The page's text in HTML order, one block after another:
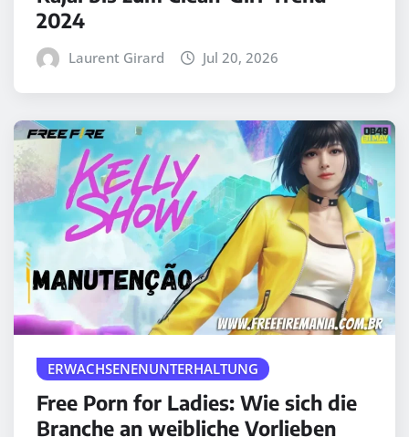
2024
Laurent Girard Jul 20, 2026
ERWACHSENENUNTERHALTUNG
Free Porn for Ladies: Wie sich die
Branche an weibliche Vorlieben